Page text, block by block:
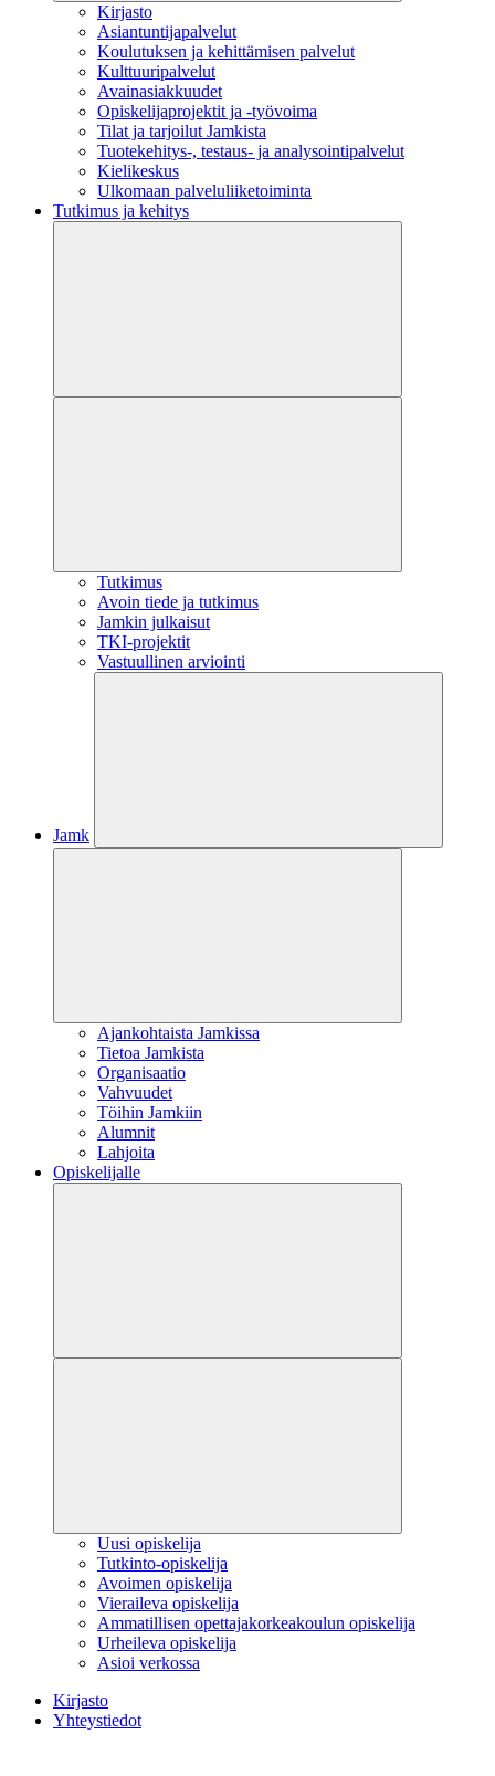
Kirjasto
Asiantuntijapalvelut
Koulutuksen ja kehittämisen palvelut
Kulttuuripalvelut
Avainasiakkuudet
Opiskelijaprojektit​ ja -työvoima
Tilat ja tarjoilut Jamkista
Tuotekehitys-, testaus- ja analysointipalvelut
Kielikeskus
Ulkomaan palveluliiketoiminta
Tutkimus ja kehitys
Tutkimus
Avoin tiede ja tutkimus
Jamkin julkaisut
TKI-projektit
Vastuullinen arviointi
Jamk
Ajankohtaista Jamkissa
Tietoa Jamkista
Organisaatio
Vahvuudet
Töihin Jamkiin
Alumnit
Lahjoita
Opiskelijalle
Uusi opiskelija
Tutkinto-opiskelija
Avoimen opiskelija
Vieraileva opiskelija
Ammatillisen opettajakorkeakoulun opiskelija
Urheileva opiskelija
Asioi verkossa
Kirjasto
Yhteystiedot